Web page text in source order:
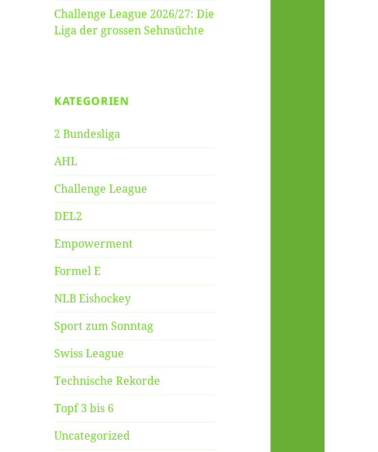
Challenge League 2026/27: Die
Liga der grossen Sehnsüchte
KATEGORIEN
2 Bundesliga
AHL
Challenge League
DEL2
Empowerment
Formel E
NLB Eishockey
Sport zum Sonntag
Swiss League
Technische Rekorde
Topf 3 bis 6
Uncategorized